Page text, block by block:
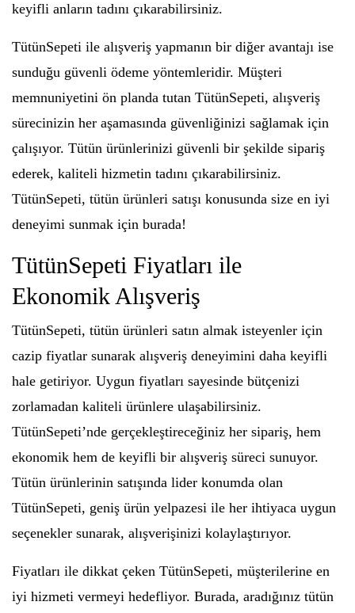
keyifli anların tadını çıkarabilirsiniz.
TütünSepeti ile alışveriş yapmanın bir diğer avantajı ise
sunduğu güvenli ödeme yöntemleridir. Müşteri
memnuniyetini ön planda tutan TütünSepeti, alışveriş
sürecinizin her aşamasında güvenliğinizi sağlamak için
çalışıyor. Tütün ürünlerinizi güvenli bir şekilde sipariş
ederek, kaliteli hizmetin tadını çıkarabilirsiniz.
TütünSepeti, tütün ürünleri satışı konusunda size en iyi
deneyimi sunmak için burada!
TütünSepeti Fiyatları ile
Ekonomik Alışveriş
TütünSepeti, tütün ürünleri satın almak isteyenler için
cazip fiyatlar sunarak alışveriş deneyimini daha keyifli
hale getiriyor. Uygun fiyatları sayesinde bütçenizi
zorlamadan kaliteli ürünlere ulaşabilirsiniz.
TütünSepeti’nde gerçekleştireceğiniz her sipariş, hem
ekonomik hem de keyifli bir alışveriş süreci sunuyor.
Tütün ürünlerinin satışında lider konumda olan
TütünSepeti, geniş ürün yelpazesi ile her ihtiyaca uygun
seçenekler sunarak, alışverişinizi kolaylaştırıyor.
Fiyatları ile dikkat çeken TütünSepeti, müşterilerine en
iyi hizmeti vermeyi hedefliyor. Burada, aradığınız tütün